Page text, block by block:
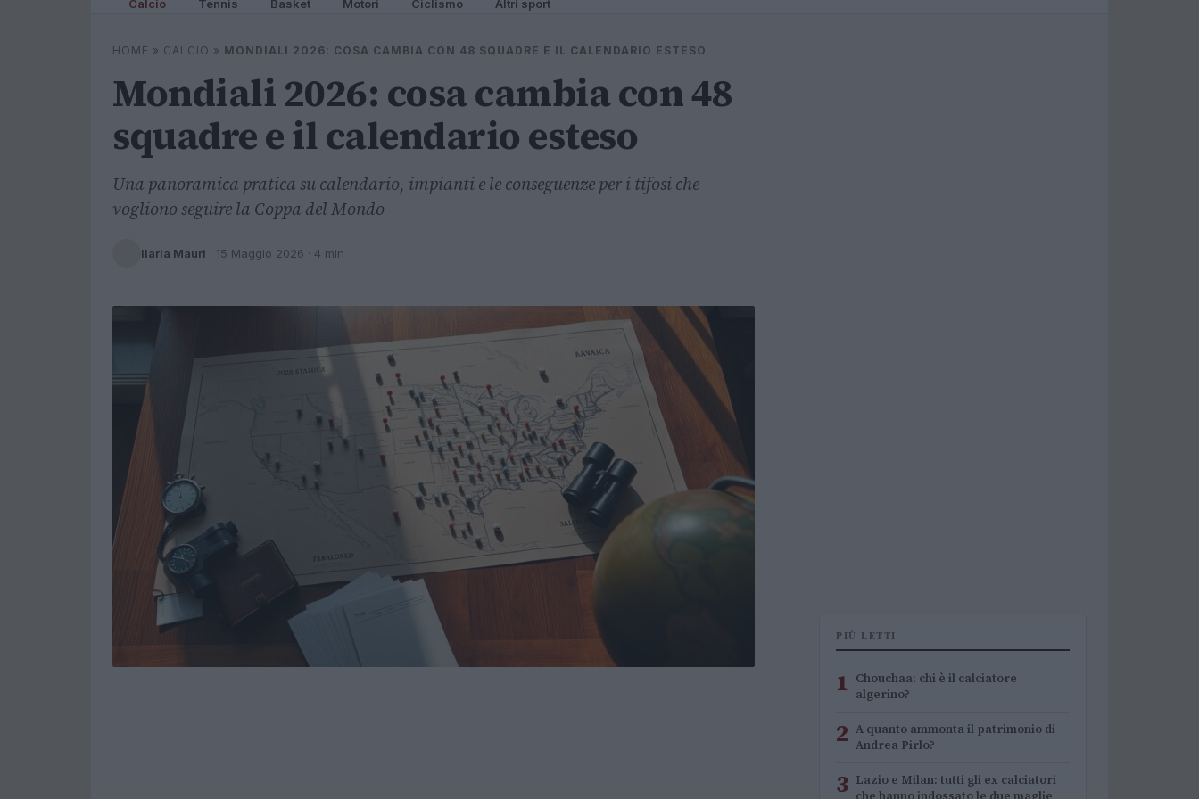
Calcio Tennis Basket Motori Ciclismo Altri sport
HOME » CALCIO » MONDIALI 2026: COSA CAMBIA CON 48 SQUADRE E IL CALENDARIO ESTESO
Mondiali 2026: cosa cambia con 48
squadre e il calendario esteso
Una panoramica pratica su calendario, impianti e le conseguenze per i tifosi che
vogliono seguire la Coppa del Mondo
Ilaria Mauri · 15 Maggio 2026 · 4 min
PIÙ LETTI
1 Chouchaa: chi è il calciatore
algerino?
2 A quanto ammonta il patrimonio di
Andrea Pirlo?
3 Lazio e Milan: tutti gli ex calciatori
che hanno indossato le due maglie